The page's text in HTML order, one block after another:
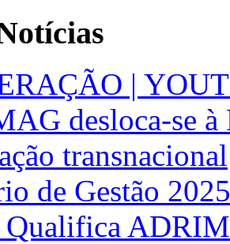
|
desloca-se
transnacional
de Gestão 2025
Qualifica